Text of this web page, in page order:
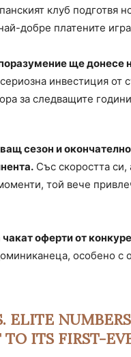
клуб подготвя
добре платените
ще донесе
инвестиция от
за следващите
сезон и
Със скоростта си,
той вече
оферти от
особено с
ELITE
TO ITS FIRST-